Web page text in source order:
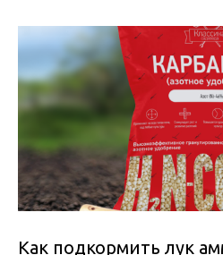
Как подкормить лук